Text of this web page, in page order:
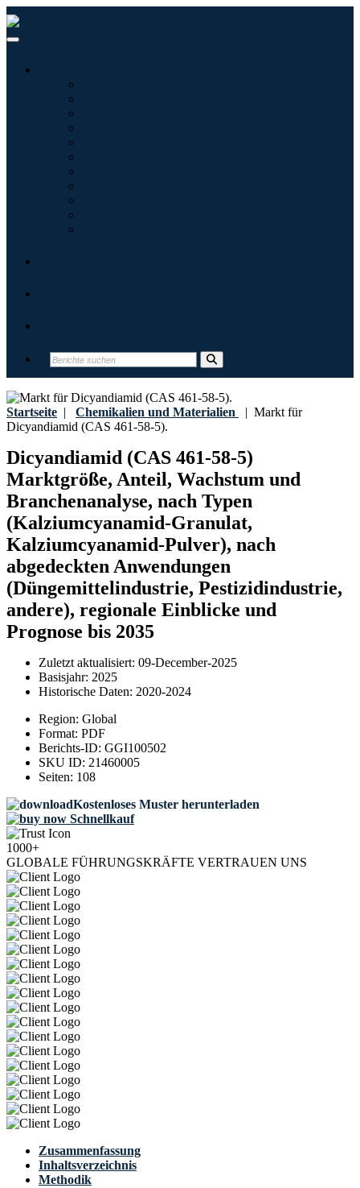
Startseite | Chemikalien und Materialien | Markt für
Dicyandiamid (CAS 461-58-5).
Dicyandiamid (CAS 461-58-5)
Marktgröße, Anteil, Wachstum und
Branchenanalyse, nach Typen
(Kalziumcyanamid-Granulat,
Kalziumcyanamid-Pulver), nach
abgedeckten Anwendungen
(Düngemittelindustrie, Pestizidindustrie,
andere), regionale Einblicke und
Prognose bis 2035
Zuletzt aktualisiert: 09-December-2025
Basisjahr: 2025
Historische Daten: 2020-2024
Region: Global
Format: PDF
Berichts-ID: GGI100502
SKU ID: 21460005
Seiten: 108
Kostenloses Muster herunterladen
Schnellkauf
1000+
GLOBALE FÜHRUNGSKRÄFTE VERTRAUEN UNS
Zusammenfassung
Inhaltsverzeichnis
Methodik